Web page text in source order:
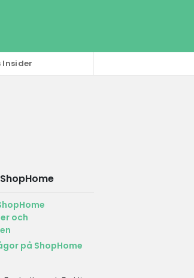
Insider
och
på ShopHome